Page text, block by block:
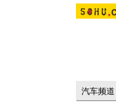
汽车频道